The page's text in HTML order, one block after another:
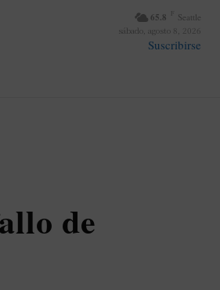
65.8 F
Seattle
sábado, agosto 8, 2026
Suscribirse
de